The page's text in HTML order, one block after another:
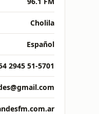
Cholila
Español
2945 51-5701